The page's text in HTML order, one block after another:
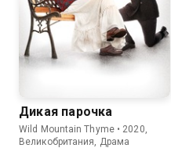
Дикая парочка
Wild Mountain Thyme • 2020,
Великобритания, Драма